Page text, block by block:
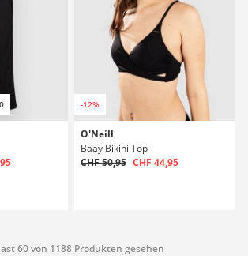
-12%
O'Neill
Baay Bikini Top
CHF 50,95 CHF 44,95
60 von 1188 Produkten gesehen